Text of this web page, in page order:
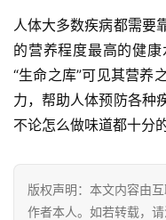
自
媒
体
G
E
化
人体大多数疾病都需要
的营养程度最高的健
“生命之库”可见其营养
力，帮助人体预防各种
不论怎么做味道都十分
版权声明：本文内容由
作者本人。如若转载，请